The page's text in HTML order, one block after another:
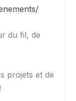
du fil, de
projets et de